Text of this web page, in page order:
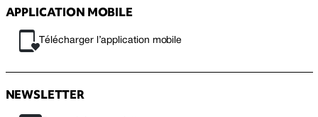
APPLICATION MOBILE
Télécharger l’application mobile
NEWSLETTER